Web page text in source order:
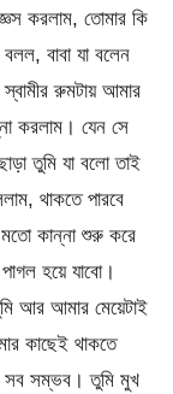
করলাম, তোমার কি
বাবা যা বলেন
রুমটায় আমার
করলাম। যেন সে
তুমি যা বলো তাই
থাকতে পারবে
কান্না শুরু করে
হয়ে যাবো।
আর আমার মেয়েটাই
কাছেই থাকতে
সব সম্ভব। তুমি মুখ